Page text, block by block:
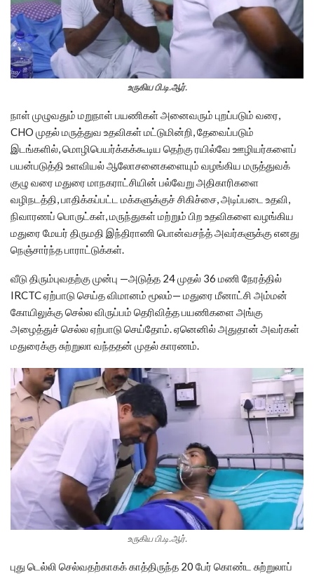
உருகிய பி.டி.ஆர்.
நாள் முழுவதும் மறுநாள் பயணிகள் அனைவரும் புறப்படும் வரை,
CHO முதல் மருத்துவ உதவிகள் மட்டுமின்றி, தேவைப்படும்
இடங்களில், மொழிபெயர்க்கக்கூடிய தெற்கு ரயில்வே ஊழியர்களைப்
பயன்படுத்தி உளவியல் ஆலோசனைகளையும் வழங்கிய மருத்துவக்
குழு வரை மதுரை மாநகராட்சியின் பல்வேறு அதிகாரிகளை
வழிநடத்தி, பாதிக்கப்பட்ட மக்களுக்குச் சிகிச்சை, அடிப்படை உதவி,
நிவாரணப் பொருட்கள், மருந்துகள் மற்றும் பிற உதவிகளை வழங்கிய
மதுரை மேயர் திருமதி இந்திராணி பொன்வசந்த் அவர்களுக்கு எனது
நெஞ்சார்ந்த பாராட்டுக்கள்.
வீடு திரும்புவதற்கு முன்பு —அடுத்த 24 முதல் 36 மணி நேரத்தில்
IRCTC ஏற்பாடு செய்த விமானம் மூலம்— மதுரை மீனாட்சி அம்மன்
கோயிலுக்கு செல்ல விருப்பம் தெரிவித்த பயணிகளை அங்கு
அழைத்துச் செல்ல ஏற்பாடு செய்தோம். ஏனெனில் அதுதான் அவர்கள்
மதுரைக்கு சுற்றுலா வந்ததன் முதல் காரணம்.
உருகிய பி.டி.ஆர்.
புது டெல்லி செல்வதற்காகக் காத்திருந்த 20 பேர் கொண்ட சுற்றுலாப்